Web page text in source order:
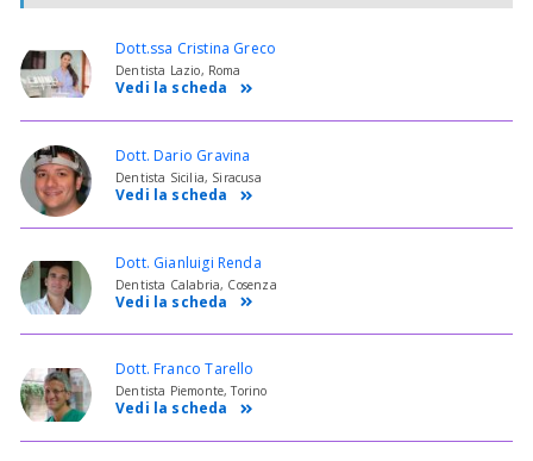
Dott.ssa Cristina Greco
Dentista Lazio, Roma
Vedi la scheda
Dott. Dario Gravina
Dentista Sicilia, Siracusa
Vedi la scheda
Dott. Gianluigi Renda
Dentista Calabria, Cosenza
Vedi la scheda
Dott. Franco Tarello
Dentista Piemonte, Torino
Vedi la scheda